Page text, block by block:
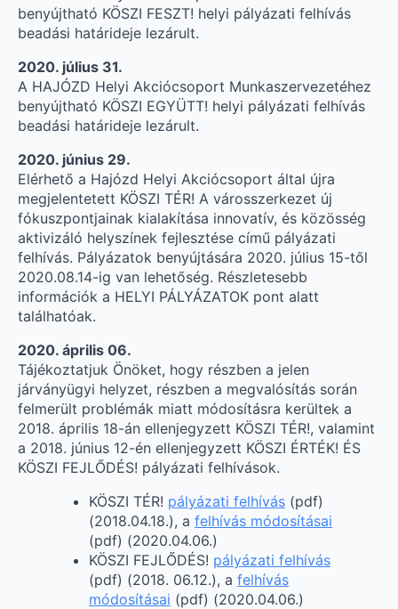
benyújtható KÖSZI FESZT! helyi pályázati felhívás
beadási határideje lezárult.
2020. július 31.
A HAJÓZD Helyi Akciócsoport Munkaszervezetéhez
benyújtható KÖSZI EGYÜTT! helyi pályázati felhívás
beadási határideje lezárult.
2020. június 29.
Elérhető a Hajózd Helyi Akciócsoport által újra
megjelentetett KÖSZI TÉR! A városszerkezet új
fókuszpontjainak kialakítása innovatív, és közösség
aktivizáló helyszínek fejlesztése című pályázati
felhívás. Pályázatok benyújtására 2020. július 15-től
2020.08.14-ig van lehetőség. Részletesebb
információk a HELYI PÁLYÁZATOK pont alatt
találhatóak.
2020. április 06.
Tájékoztatjuk Önöket, hogy részben a jelen
járványügyi helyzet, részben a megvalósítás során
felmerült problémák miatt módosításra kerültek a
2018. április 18-án ellenjegyzett KÖSZI TÉR!, valamint
a 2018. június 12-én ellenjegyzett KÖSZI ÉRTÉK! ÉS
KÖSZI FEJLŐDÉS! pályázati felhívások.
KÖSZI TÉR! pályázati felhívás (pdf)
(2018.04.18.), a felhívás módosításai
(pdf) (2020.04.06.)
KÖSZI FEJLŐDÉS! pályázati felhívás
(pdf) (2018. 06.12.), a felhívás
módosításai (pdf) (2020.04.06.)